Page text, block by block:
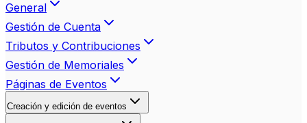
General
Gestión de Cuenta
Tributos y Contribuciones
Gestión de Memoriales
Páginas de Eventos
Creación y edición de eventos